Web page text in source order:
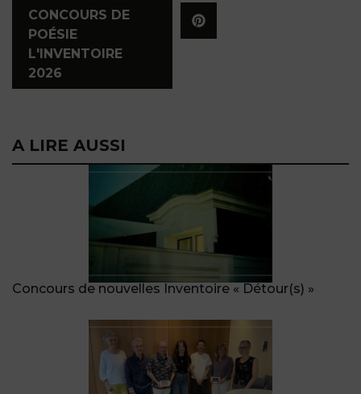
CONCOURS DE
POÉSIE
L'INVENTOIRE
2026
A LIRE AUSSI
Concours de nouvelles Inventoire « Détour(s) »